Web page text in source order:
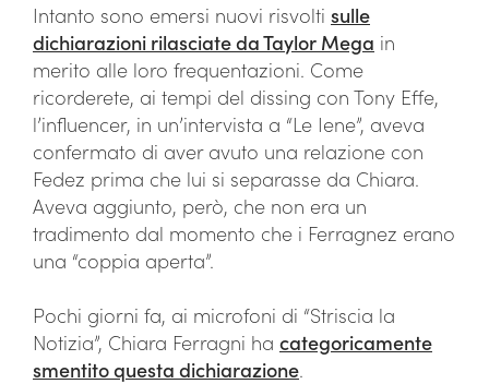
Intanto sono emersi nuovi risvolti sulle
dichiarazioni rilasciate da Taylor Mega in
merito alle loro frequentazioni. Come
ricorderete, ai tempi del dissing con Tony Effe,
l’influencer, in un’intervista a “Le Iene”, aveva
confermato di aver avuto una relazione con
Fedez prima che lui si separasse da Chiara.
Aveva aggiunto, però, che non era un
tradimento dal momento che i Ferragnez erano
una “coppia aperta”.
Pochi giorni fa, ai microfoni di “Striscia la
Notizia”, Chiara Ferragni ha categoricamente
smentito questa dichiarazione.